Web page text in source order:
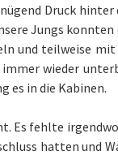
Druck hinter
Jungs konnten
und teilweise mit
wieder
es in die Kabinen.
Es fehlte
hatten und